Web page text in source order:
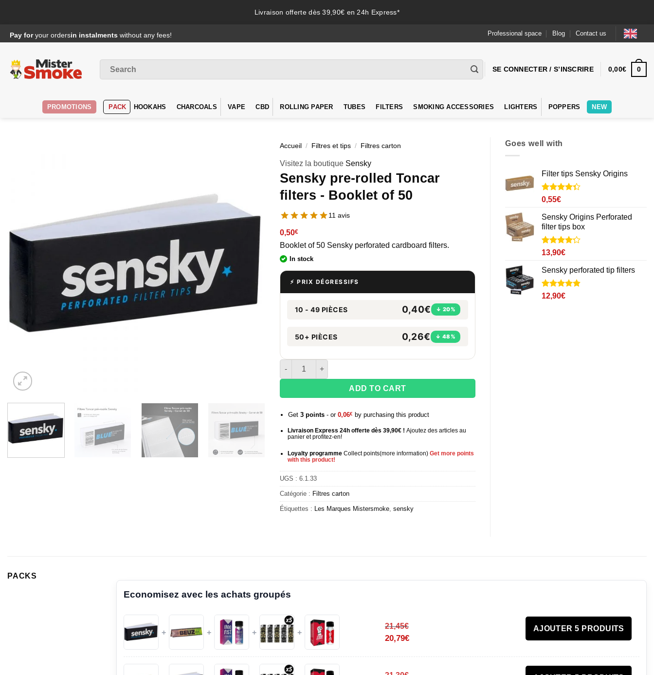
Livraison offerte dès 39,90€ en 24h Express*
au
Pay foryour ordersin instalments without any fees! Professional space Blog Contact us
SE CONNECTER / S’INSCRIRE 0,00€ 0
PROMOTIONS PACK HOOKAHS CHARCOALS VAPE CBD ROLLING PAPER TUBES FILTERS SMOKING ACCESSORIES LIGHTERS POPPERS NEW
Accueil / Filtres et tips / Filtres carton
Visitez la boutique Sensky
Sensky pre-rolled Toncar
filters - Booklet of 50
11 avis
0,50€
Booklet of 50 Sensky perforated cardboard filters.
In stock
⚡ PRIX DÉGRESSIFS
10 - 49 PIÈCES 0,40€ ↓ 20%
50+ PIÈCES 0,26€ ↓ 48%
quantité de Filtres Toncar pré-roulés Sensky - Carnet de 50
ADD TO CART
Get 3points- or 0,06€ by purchasing this product
Livraison Express 24h offerte dès 39,90€ ! Ajoutez des articles au
panier et profitez-en!
Loyalty programme Collect points(more information) Get more points
with this product!
UGS : 6.1.33
Catégorie : Filtres carton
Étiquettes : Les Marques Mistersmoke sensky
Goes well with
Filter tips Sensky Origins
Noté4.3
sur 5
basé sur
6
notations
client
0,55€
Sensky Origins Perforated
filter tips box
Noté4.2
sur 5
basé sur
14
notations
client
13,90€
Sensky perforated tip filters
Noté4.8
sur 5 basé
32
12,90€
PACKS
Economisez avec les achats groupés
+ + + +
21,45€
20,79€
AJOUTER 5 PRODUITS